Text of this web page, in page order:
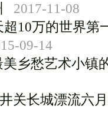
2017-11-08
超10万的世界
09-14
乡愁艺术小镇
关长城漂流六